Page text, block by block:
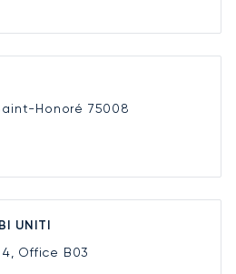
Honoré 75008
UNITI
Office B03